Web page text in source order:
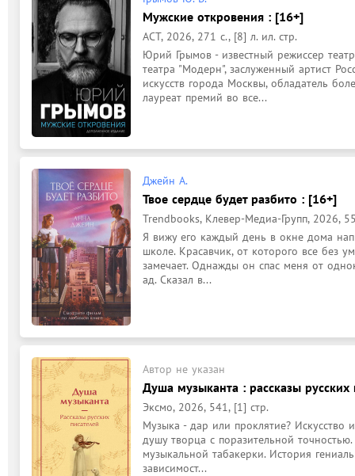
Мужские откровения : [16+]
АСТ, 2026, 271 с., [8] л. ил. стр.
Юрий Грымов - известный режиссер
театра "Модерн", заслуженный артист
искусств города Москвы, обладатель
лауреат премий во все...
Джейн А.
Твое сердце будет разбито : [16+]
Trendbooks, Клевер-Медиа-Групп, 2026,
Я вижу его каждый день в окне дома
школе. Красавчик, от которого все без
замечает. Однажды он спас меня от
ад. Сказал в...
Автор не указан
Душа музыканта : рассказы
Эксмо, 2026, 541, [1] стр.
Музыка - дар или проклятие? Искусство
душу творца с поразительной
музыкальной табакерки. История
зависимост...